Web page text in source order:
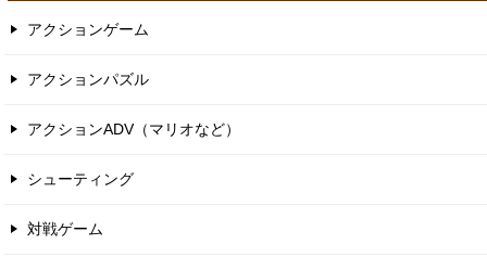
アクションゲーム
アクションパズル
アクションADV（マリオなど）
シューティング
対戦ゲーム